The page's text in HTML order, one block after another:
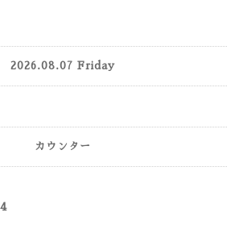
2026.08.07 Friday
カウンター